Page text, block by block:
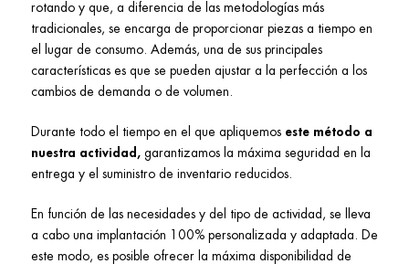
rotando y que, a diferencia de las metodologías más
tradicionales, se encarga de proporcionar piezas a tiempo en
el lugar de consumo. Además, una de sus principales
características es que se pueden ajustar a la perfección a los
cambios de demanda o de volumen.
Durante todo el tiempo en el que apliquemos este método a
nuestra actividad, garantizamos la máxima seguridad en la
entrega y el suministro de inventario reducidos.
En función de las necesidades y del tipo de actividad, se lleva
a cabo una implantación 100% personalizada y adaptada. De
este modo, es posible ofrecer la máxima disponibilidad de